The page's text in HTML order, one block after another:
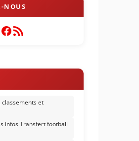
Facebook
Flux RSS
classements et
infos Transfert football